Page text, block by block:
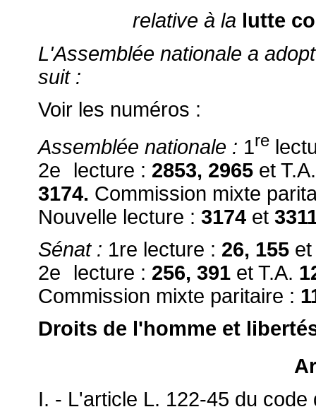
relative à la lutte
L'Assemblée nationale a
suit :
Voir les numéros :
Assemblée nationale : 1re
2e
lecture : 2853, 2965 et
3174. Commission mixte
Nouvelle lecture : 3174 et
Sénat : 1re lecture : 26, 155
2e
lecture : 256, 391 et T.A.
Commission mixte paritaire :
Droits de l'homme et
I. - L'article L. 122-45 du